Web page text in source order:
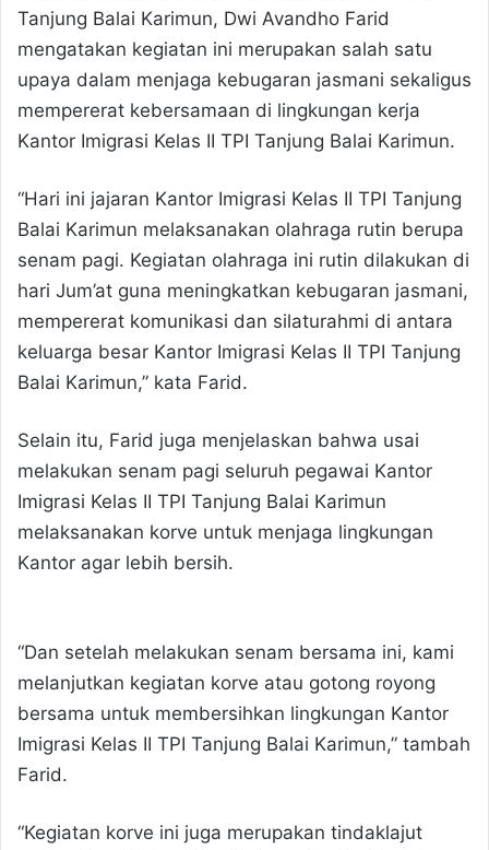
Tanjung Balai Karimun, Dwi Avandho Farid
mengatakan kegiatan ini merupakan salah satu
upaya dalam menjaga kebugaran jasmani sekaligus
mempererat kebersamaan di lingkungan kerja
Kantor Imigrasi Kelas II TPI Tanjung Balai Karimun.
“Hari ini jajaran Kantor Imigrasi Kelas II TPI Tanjung
Balai Karimun melaksanakan olahraga rutin berupa
senam pagi. Kegiatan olahraga ini rutin dilakukan di
hari Jum’at guna meningkatkan kebugaran jasmani,
mempererat komunikasi dan silaturahmi di antara
keluarga besar Kantor Imigrasi Kelas II TPI Tanjung
Balai Karimun,” kata Farid.
Selain itu, Farid juga menjelaskan bahwa usai
melakukan senam pagi seluruh pegawai Kantor
Imigrasi Kelas II TPI Tanjung Balai Karimun
melaksanakan korve untuk menjaga lingkungan
Kantor agar lebih bersih.
“Dan setelah melakukan senam bersama ini, kami
melanjutkan kegiatan korve atau gotong royong
bersama untuk membersihkan lingkungan Kantor
Imigrasi Kelas II TPI Tanjung Balai Karimun,” tambah
Farid.
“Kegiatan korve ini juga merupakan tindaklajut